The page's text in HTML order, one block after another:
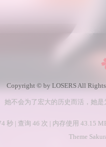
Copyright © by LOSERS All Rights
她不会为了宏大的历史而活，她
秒 | 查询 46 次 | 内存使用 43.15
Theme